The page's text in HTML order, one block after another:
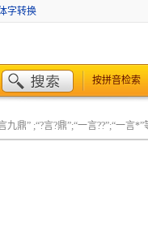
字转换
按拼音检索
鼎” ;“?言?鼎”;“一言??”;“一言*”